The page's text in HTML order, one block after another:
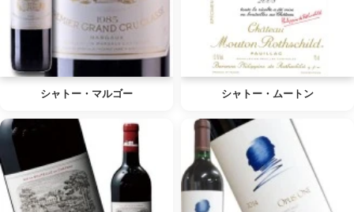
シャトー・マルゴー シャトー・ムートン